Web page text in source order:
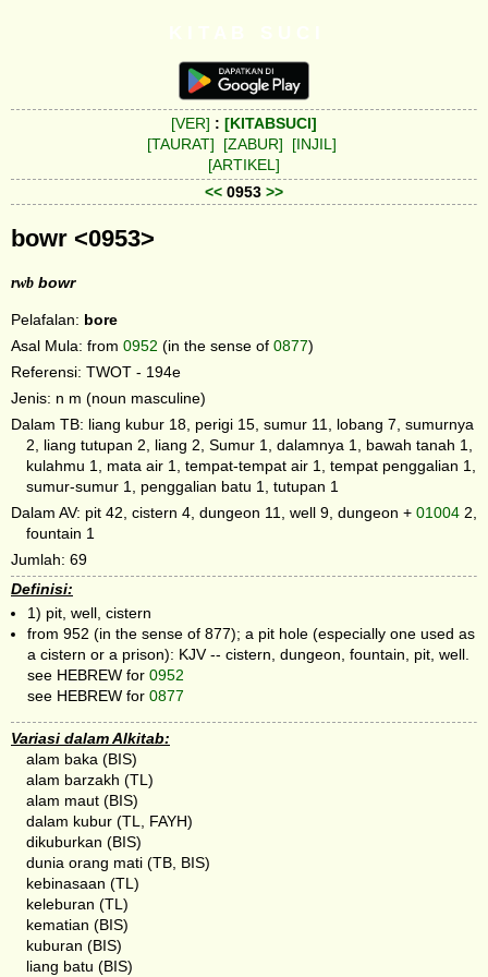
[VER] : [KITABSUCI]
[TAURAT]
[ZABUR]
[INJIL]
[ARTIKEL]
<< 0953 >>
bowr <0953>
rwb bowr
Pelafalan: bore
Asal Mula: from 0952 (in the sense of 0877)
Referensi: TWOT - 194e
Jenis: n m (noun masculine)
Dalam TB: liang kubur 18, perigi 15, sumur 11, lobang 7, sumurnya
2, liang tutupan 2, liang 2, Sumur 1, dalamnya 1, bawah tanah 1,
kulahmu 1, mata air 1, tempat-tempat air 1, tempat penggalian 1,
sumur-sumur 1, penggalian batu 1, tutupan 1
Dalam AV: pit 42, cistern 4, dungeon 11, well 9, dungeon + 01004 2,
fountain 1
Jumlah: 69
Definisi:
1) pit, well, cistern
from 952 (in the sense of 877); a pit hole (especially one used as
a cistern or a prison): KJV -- cistern, dungeon, fountain, pit, well.
see HEBREW for 0952
see HEBREW for 0877
Variasi dalam Alkitab:
alam baka (BIS)
alam barzakh (TL)
alam maut (BIS)
dalam kubur (TL, FAYH)
dikuburkan (BIS)
dunia orang mati (TB, BIS)
kebinasaan (TL)
keleburan (TL)
kematian (BIS)
kuburan (BIS)
liang batu (BIS)